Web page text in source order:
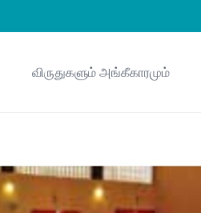
விருதுகளும் அங்கீகாரமும்